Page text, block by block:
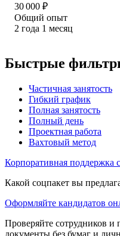
30 000 ₽
Общий опыт
2 года 1 месяц
Быстрые
Частичная занятость
Гибкий график
Полная занятость
Полный день
Проектная работа
Вахтовый метод
Корпоративная поддержка
Какой соцпакет вы
Оформляйте кандидатов
Проверяйте сотрудников и
документы без бумаг и